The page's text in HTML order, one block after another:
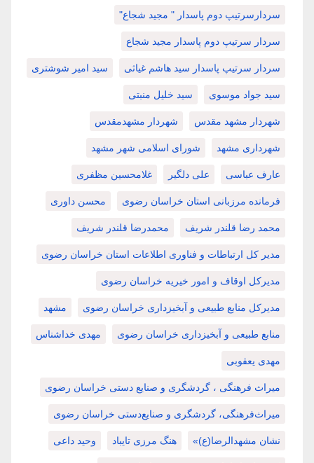
سردارسرتیپ دوم پاسدار " مجید شجاع"
سردار سرتیپ دوم پاسدار مجید شجاع
سردار سرتیپ پاسدار سید هاشم غیاثی سید امیر شوشتری
سید جواد موسوی سید خلیل منبتی
شهردار مشهد مقدس شهردار مشهدمقدس
شهرداری مشهد شورای اسلامی شهر مشهد
عارف عباسی علی دلگیر غلامحسین مظفری
فرمانده مرزبانی استان خراسان رضوی محسن داوری
محمد رضا قلندر شریف محمدرضا قلندر شریف
مدیر کل ارتباطات و فناوری اطلاعات استان خراسان رضوی
مدیرکل اوقاف و امور خیریه خراسان رضوی
مدیرکل منابع طبیعی و آبخیزداری خراسان رضوی مشهد
منابع طبیعی و آبخیزداری خراسان رضوی مهدی خداشناس
مهدی یعقوبی
میراث فرهنگی ، گردشگری و صنایع دستی خراسان رضوی
میراث‌فرهنگی، گردشگری و صنایع‌دستی خراسان رضوی
نشان مشهدالرضا(ع)» هنگ مرزی تایباد وحید داعی